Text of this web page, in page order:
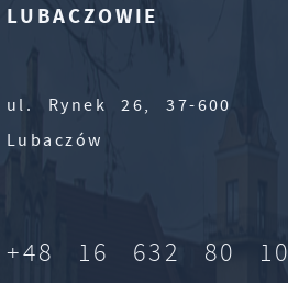
LUBACZOWIE
ul. Rynek 26, 37-600
Lubaczów
+48 16 632 80 10